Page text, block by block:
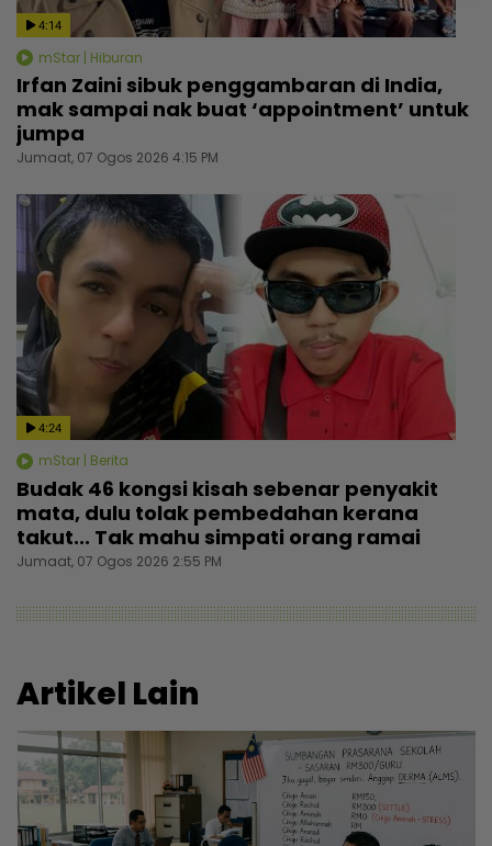
4:14
mStar | Hiburan
Irfan Zaini sibuk penggambaran di India,
mak sampai nak buat ‘appointment’ untuk
jumpa
Jumaat, 07 Ogos 2026 4:15 PM
4:24
mStar | Berita
Budak 46 kongsi kisah sebenar penyakit
mata, dulu tolak pembedahan kerana
takut... Tak mahu simpati orang ramai
Jumaat, 07 Ogos 2026 2:55 PM
Artikel Lain